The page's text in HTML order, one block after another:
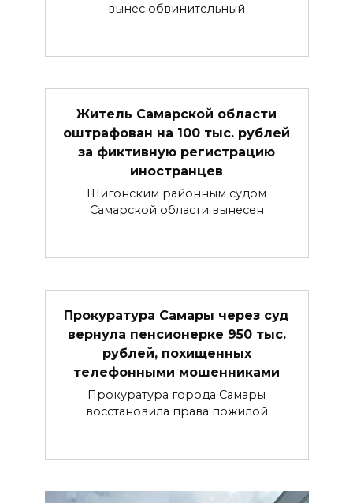
вынес обвинительный
Житель Самарской области
оштрафован на 100 тыс. рублей
за фиктивную регистрацию
иностранцев
Шигонским районным судом
Самарской области вынесен
Прокуратура Самары через суд
вернула пенсионерке 950 тыс.
рублей, похищенных
телефонными мошенниками
Прокуратура города Самары
восстановила права пожилой